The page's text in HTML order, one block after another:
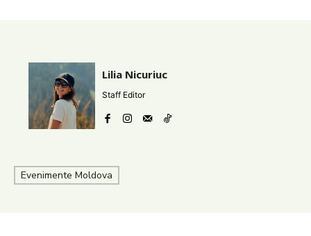
Lilia Nicuriuc
Staff Editor
Evenimente Moldova